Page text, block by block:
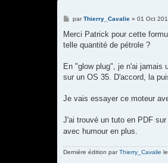
M
s
a
parThierry_Cavalie» 01 Oct
Merci Patrick pour cette
telle quantité de pétrole ?
En "glow plug", je n'ai jamais
sur un OS 35. D'accord, la
Je vais essayer ce moteur
J'ai trouvé un tuto en PDF
avec humour en plus.
Dernière édition parThierry_Cavalie